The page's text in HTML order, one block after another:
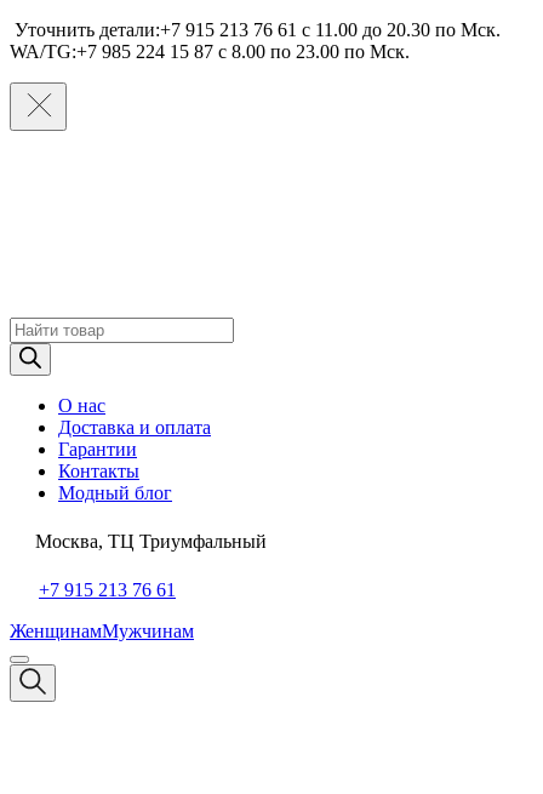
Уточнить детали:+7 915 213 76 61 c 11.00 до 20.30 по Мcк.
WA/TG:+7 985 224 15 87 c 8.00 по 23.00 по Мcк.
Поиск
товаров
О нас
Доставка и оплата
Гарантии
Контакты
Модный блог
Москва, ТЦ Триумфальный
+7 915 213 76 61
ЖенщинамМужчинам